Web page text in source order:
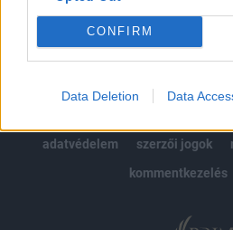
CONFIRM
Data Deletion Data
adatvédelem
szerzői jogok
kommentkezelés